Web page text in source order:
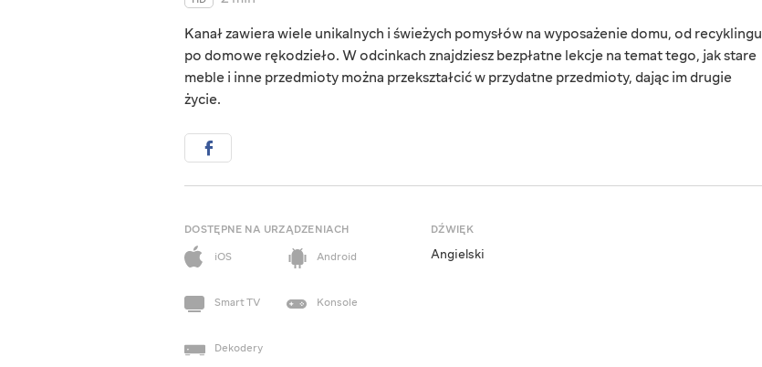
Kanał zawiera wiele unikalnych i świeżych pomysłów na wyposażenie domu, od recyklingu
po domowe rękodzieło. W odcinkach znajdziesz bezpłatne lekcje na temat tego, jak stare
meble i inne przedmioty można przekształcić w przydatne przedmioty, dając im drugie
życie.
DOSTĘPNE NA URZĄDZENIACH
iOS
Android
Smart TV Konsole
Dekodery
DŹWIĘK
Angielski